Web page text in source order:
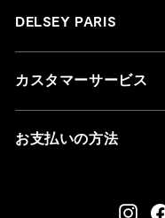
DELSEY PARIS
カスタマーサービス
お支払いの方法